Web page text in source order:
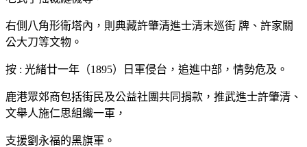
右側八角形衛塔內，則典藏許肇清進士清末巡街 牌、許家關
公大刀等文物。
按 : 光緒廿一年（1895）日軍侵台，追進中部，情勢危及。
鹿港眾郊商包括街民及公益社團共同捐款，推武進士許肇清、
文舉人施仁思組織一軍，
支援劉永福的黑旗軍。